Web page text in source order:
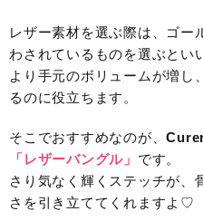
レザー素材を選ぶ際は、ゴー
わされているものを選ぶとい
より手元のボリュームが増し
るのに役立ちます。
そこでおすすめなのが、
「レザーバングル」 です。
さり気なく輝くステッチが、
さを引き立ててくれますよ♡